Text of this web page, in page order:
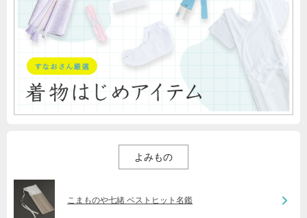
よみもの
こまものや七緒 ベストヒット名鑑